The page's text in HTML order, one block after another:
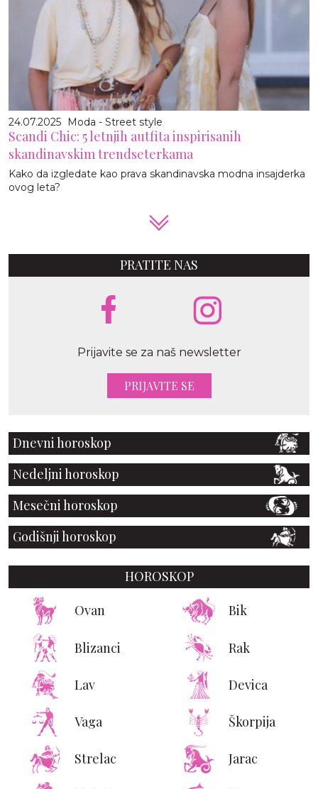
24.07.2025 Moda - Street style
Scandi Chic: 5 letnjih autfita inspirisanih
skandinavskim trendseterkama
Kako da izgledate kao prava skandinavska modna insajderka
ovog leta?
PRATITE NAS
Prijavite se za naš newsletter
PRIJAVITE SE
Dnevni horoskop
Nedeljni horoskop
Mesečni horoskop
Godišnji horoskop
HOROSKOP
Ovan Bik
Blizanci Rak
Lav Devica
Vaga Škorpija
Strelac Jarac